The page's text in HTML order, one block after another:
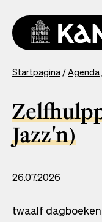
naar
inhoud
You
here
Startpagina Agenda
Jazz'n)
26.07.2026
twaalf